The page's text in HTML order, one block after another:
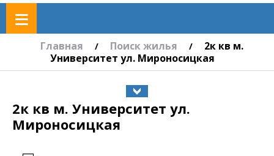
≡
Главная / Поиск жилья /
2к кв м.
Университет ул. Мироносицкая
2к кв м. Университет ул.
Мироносицкая